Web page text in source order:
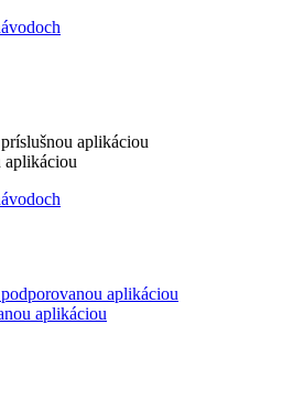
aplikáciou
aplikáciou
aplikáciou
aplikáciou